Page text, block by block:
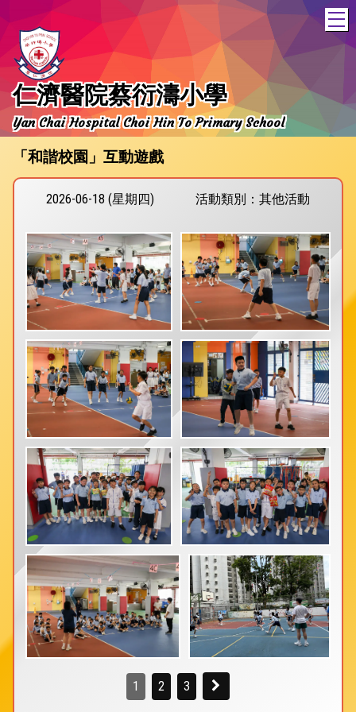
仁濟醫院蔡衍濤小學
Yan Chai Hospital Choi Hin To Primary School
「和諧校園」互動遊戲
2026-06-18 (星期四) 活動類別：其他活動
1 2 3